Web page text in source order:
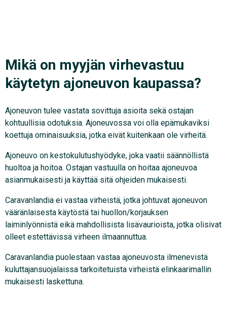
Mikä on myyjän virhevastuu
käytetyn ajoneuvon kaupassa?
Ajoneuvon tulee vastata sovittuja asioita sekä ostajan
kohtuullisia odotuksia. Ajoneuvossa voi olla epämukaviksi
koettuja ominaisuuksia, jotka eivät kuitenkaan ole virheitä.
Ajoneuvo on kestokulutushyödyke, joka vaatii säännöllistä
huoltoa ja hoitoa. Ostajan vastuulla on hoitaa ajoneuvoa
asianmukaisesti ja käyttää sitä ohjeiden mukaisesti.
Caravanlandia ei vastaa virheistä, jotka johtuvat ajoneuvon
vääränlaisesta käytöstä tai huollon/korjauksen
laiminlyönnistä eikä mahdollisista lisävaurioista, jotka olisivat
olleet estettävissä virheen ilmaannuttua.
Caravanlandia puolestaan vastaa ajoneuvosta ilmenevistä
kuluttajansuojalaissa tarkoitetuista virheistä elinkaarimallin
mukaisesti laskettuna.